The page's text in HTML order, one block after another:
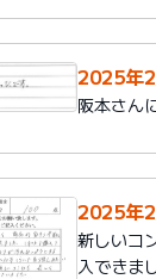
2025年
阪本さん
2025年
新しいコ
入できま